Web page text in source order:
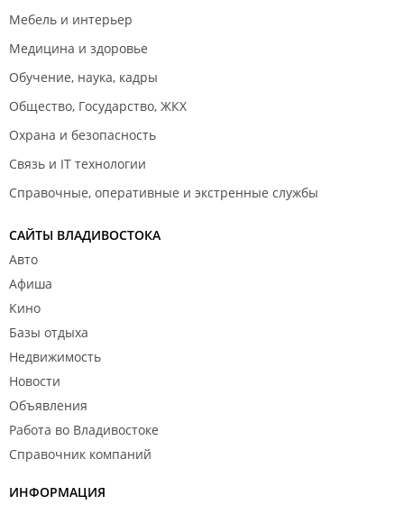
Мебель и интерьер
Медицина и здоровье
Обучение, наука, кадры
Общество, Государство, ЖКХ
Охрана и безопасность
Связь и IT технологии
Справочные, оперативные и экстренные службы
САЙТЫ ВЛАДИВОСТОКА
Авто
Афиша
Кино
Базы отдыха
Недвижимость
Новости
Объявления
Работа во Владивостоке
Справочник компаний
ИНФОРМАЦИЯ